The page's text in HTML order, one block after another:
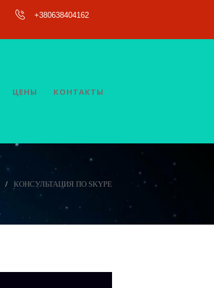
+380638404162
ЦЕНЫ КОНТАКТЫ
КОНСУЛЬТАЦИЯ ПО SKYPE